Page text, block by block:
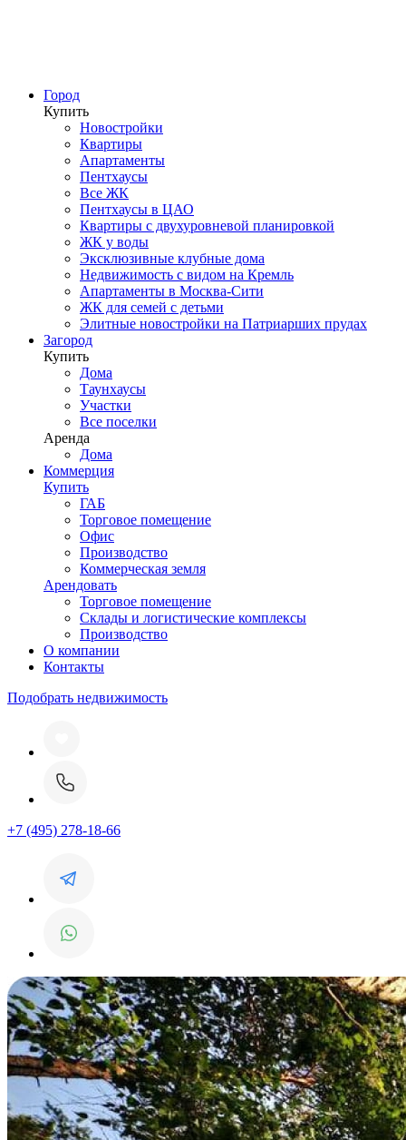
Город
Купить
Новостройки
Квартиры
Апартаменты
Пентхаусы
Все ЖК
Пентхаусы в ЦАО
Квартиры с двухуровневой планировкой
ЖК у воды
Эксклюзивные клубные дома
Недвижимость с видом на Кремль
Апартаменты в Москва-Сити
ЖК для семей с детьми
Элитные новостройки на Патриарших прудах
Загород
Купить
Дома
Таунхаусы
Участки
Все поселки
Аренда
Дома
Коммерция
Купить
ГАБ
Торговое помещение
Офис
Производство
Коммерческая земля
Арендовать
Торговое помещение
Склады и логистические комплексы
Производство
О компании
Контакты
Подобрать недвижимость
+7 (495) 278-18-66